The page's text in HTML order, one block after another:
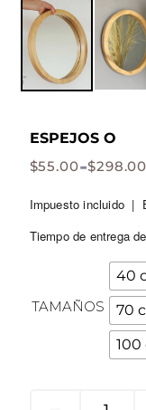
ESPEJOS O
$55.00-$298.00
Rango
de
precios:
$298.00
Impuesto incluido |
Tiempo de entrega de
TAMAÑOS
40
70
100
Espejos
cantidad